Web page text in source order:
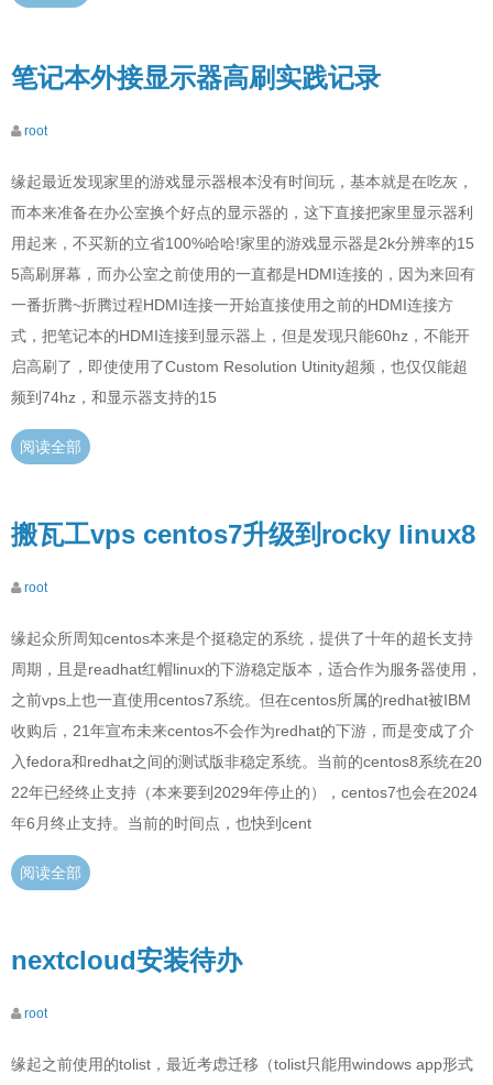
笔记本外接显示器高刷实践记录
root
缘起最近发现家里的游戏显示器根本没有时间玩，基本就是在吃灰，
而本来准备在办公室换个好点的显示器的，这下直接把家里显示器利
用起来，不买新的立省100%哈哈!家里的游戏显示器是2k分辨率的15
5高刷屏幕，而办公室之前使用的一直都是HDMI连接的，因为来回有
一番折腾~折腾过程HDMI连接一开始直接使用之前的HDMI连接方
式，把笔记本的HDMI连接到显示器上，但是发现只能60hz，不能开
启高刷了，即使使用了Custom Resolution Utinity超频，也仅仅能超
频到74hz，和显示器支持的15
阅读全部
搬瓦工vps centos7升级到rocky linux8
root
缘起众所周知centos本来是个挺稳定的系统，提供了十年的超长支持
周期，且是readhat红帽linux的下游稳定版本，适合作为服务器使用，
之前vps上也一直使用centos7系统。但在centos所属的redhat被IBM
收购后，21年宣布未来centos不会作为redhat的下游，而是变成了介
入fedora和redhat之间的测试版非稳定系统。当前的centos8系统在20
22年已经终止支持（本来要到2029年停止的），centos7也会在2024
年6月终止支持。当前的时间点，也快到cent
阅读全部
nextcloud安装待办
root
缘起之前使用的tolist，最近考虑迁移（tolist只能用windows app形式